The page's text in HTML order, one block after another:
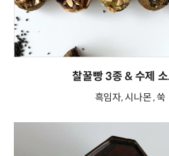
찰꿀빵 3종 & 수제
흑임자, 시나몬 , 쑥